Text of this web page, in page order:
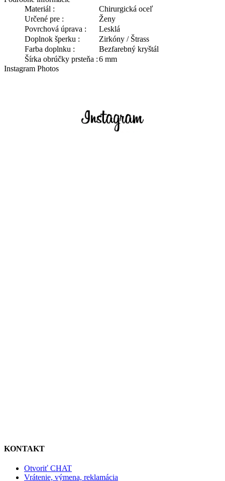
Materiál :
Chirurgická oceľ
Určené pre :
Ženy
Povrchová úprava :
Lesklá
Doplnok šperku :
Zirkóny / Štrass
Farba doplnku :
Bezfarebný kryštál
Šírka obrúčky prsteňa :6 mm
Instagram Photos
KONTAKT
Otvoriť CHAT
Vrátenie, výmena, reklamácia